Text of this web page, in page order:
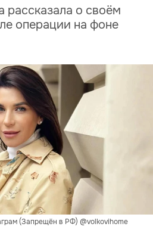
рассказала о своём
операции на фоне
(Запрещён в РФ) @volkovihome